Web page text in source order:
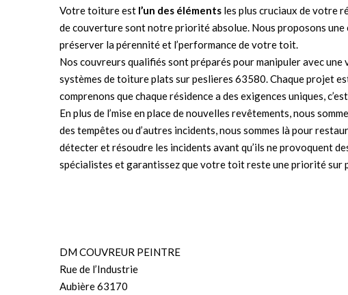
Votre toiture est l’un des éléments les plus cruciaux de votre
de couverture sont notre priorité absolue. Nous proposons
préserver la pérennité et l’performance de votre toit.
Nos couvreurs qualifiés sont préparés pour manipuler avec une
systèmes de toiture plats sur peslieres 63580. Chaque projet
comprenons que chaque résidence a des exigences uniques,
En plus de l’mise en place de nouvelles revêtements, nous
des tempêtes ou d’autres incidents, nous sommes là pour
détecter et résoudre les incidents avant qu’ils ne provoquent
spécialistes et garantissez que votre toit reste une priorité sur
DM COUVREUR PEINTRE
Rue de l’Industrie
Aubière 63170